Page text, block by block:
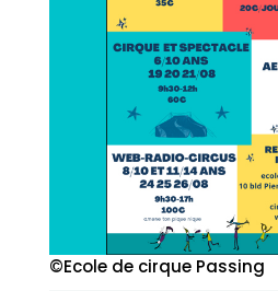
©Ecole de cirque Passing